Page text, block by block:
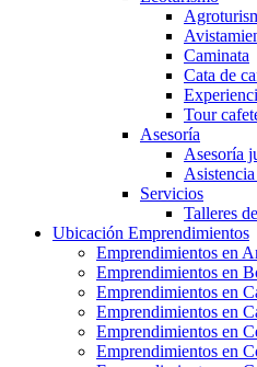
Caminata
Cata de
Tour
Asesoría
Asesoría
Servicios
Talleres
Ubicación Emprendimientos
Emprendimientos en
Emprendimientos en
Emprendimientos en
Emprendimientos en
Emprendimientos en
Emprendimientos en